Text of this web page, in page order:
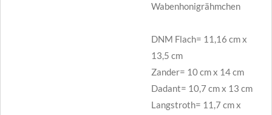
Wabenhonigrähmchen
DNM Flach= 11,16 cm x
13,5 cm
Zander= 10 cm x 14 cm
Dadant= 10,7 cm x 13 cm
Langstroth= 11,7 cm x